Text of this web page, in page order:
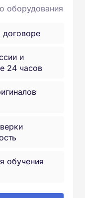
оборудования
договоре
и
24 часов
обучения